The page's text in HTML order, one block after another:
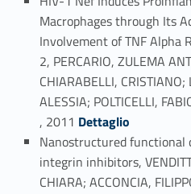
Macrophages through Its
Involvement of TNF Alpha
2, PERCARIO, ZULEMA
CHIARABELLI,
ALESSIA; POLTICELLI,
, 2011 Link identifier #identifier_person_66007-67
Dettaglio
Nanostructured functional
integrin inhibitors,
CHIARA; ACCONCIA,